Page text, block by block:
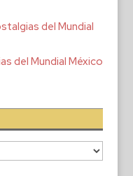
del Mundial
del Mundial México